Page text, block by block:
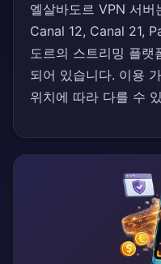
엘살바도르 VPN 서버
Canal 12, Canal 21,
도르의 스트리밍 플랫
되어 있습니다. 이용
위치에 따라 다를 수